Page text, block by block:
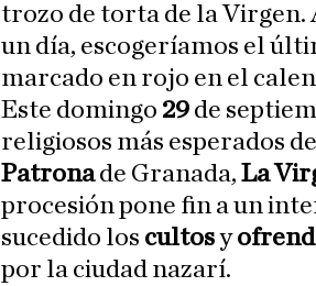
trozo de torta de la Virgen.
un día, escogeríamos el
marcado en rojo en el
Este domingo 29 de
religiosos más esperados
Patronade Granada, La
procesión pone fin a un
sucedido los cultosy
por la ciudad nazarí.